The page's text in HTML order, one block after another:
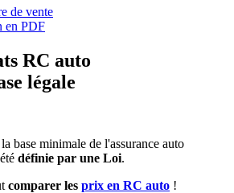
de vente
en PDF
RC auto
légale
base minimale de l'assurance auto
définie par une Loi.
comparer les prix en RC auto !